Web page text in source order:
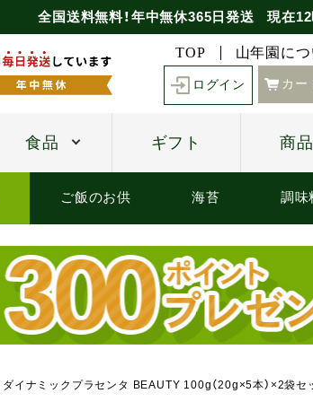
全国送料無料！年中無休365日発送 現在
TOP 山年園に
ログイン カー
食品 ギフト 商
ご飯のお供 海苔 調味
ダイナミックプラセンタ BEAUTY 100g（20g×5本）×2袋セ